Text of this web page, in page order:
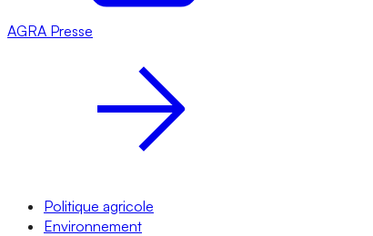
AGRA Presse
Politique agricole
Environnement